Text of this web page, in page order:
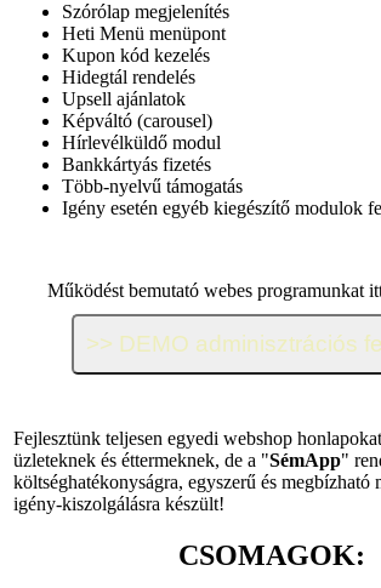
Szórólap megjelenítés
Heti Menü menüpont
Kupon kód kezelés
Hidegtál rendelés
Upsell ajánlatok
Képváltó (carousel)
Hírlevélküldő modul
Bankkártyás fizetés
Több-nyelvű támogatás
Igény esetén egyéb kiegészítő modulok
Működést bemutató webes programunkat
Fejlesztünk teljesen egyedi webshop
üzleteknek és éttermeknek, de a "SémApp"
költséghatékonyságra, egyszerű és megbízható
igény-kiszolgálásra készült!
CSOMAGOK: